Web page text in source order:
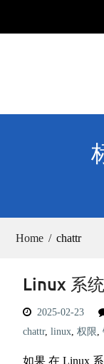
Home chattr
Linux 系
2025-02-23
chattr, linux, 权限,
如果 在 Linux